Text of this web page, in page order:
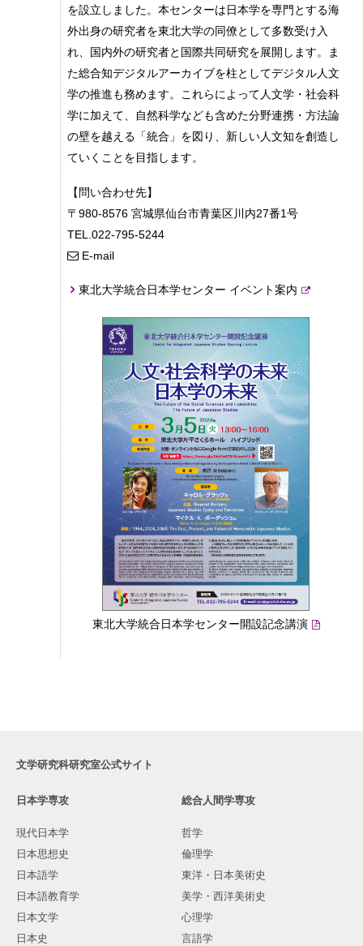
を設立しました。本センターは日本学を専門とする海
外出身の研究者を東北大学の同僚として多数受け入
れ、国内外の研究者と国際共同研究を展開します。ま
た総合知デジタルアーカイブを柱としてデジタル人文
学の推進も務めます。これらによって人文学・社会科
学に加えて、自然科学なども含めた分野連携・方法論
の壁を越える「統合」を図り、新しい人文知を創造し
ていくことを目指します。
【問い合わせ先】
〒980-8576 宮城県仙台市青葉区川内27番1号
TEL.022-795-5244
E-mail
東北大学統合日本学センター イベント案内
東北大学統合日本学センター開設記念講演
文学研究科研究室公式サイト
日本学専攻
現代日本学
日本思想史
日本語学
日本語教育学
日本文学
日本史
総合人間学専攻
哲学
倫理学
東洋・日本美術史
美学・西洋美術史
心理学
言語学